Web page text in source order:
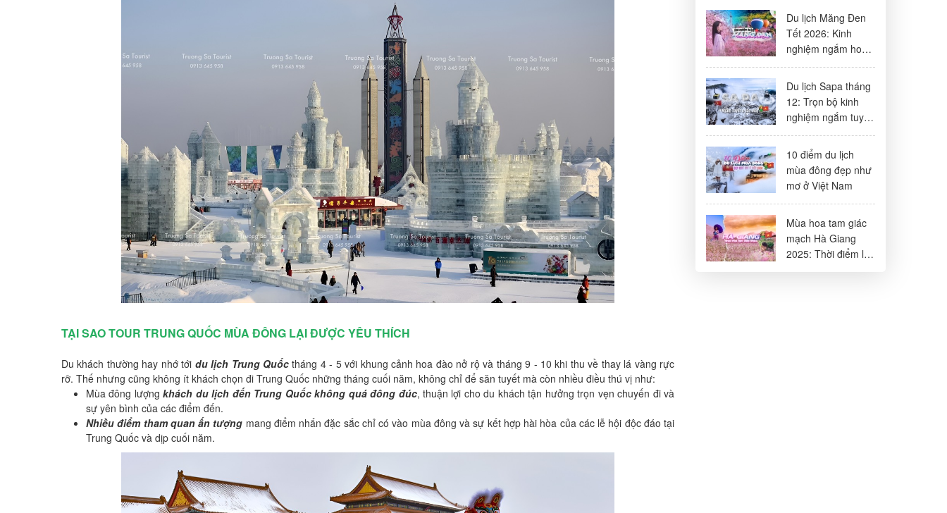
TẠI SAO TOUR TRUNG QUỐC MÙA ĐÔNG LẠI ĐƯỢC YÊU THÍCH
Du khách thường hay nhớ tới du lịch Trung Quốctháng 4 - 5 với khung cảnh hoa đào nở rộ và tháng 9 - 10 khi thu về thay lá vàng rực
rỡ. Thế nhưng cũng không ít khách chọn đi Trung Quốc những tháng cuối năm, không chỉ để săn tuyết mà còn nhiều điều thú vị như:
Mùa đông lượngkhách du lịch đến Trung Quốc không quá đông đúc, thuận lợi cho du khách tận hưởng trọn vẹn chuyến đi và
sự yên bình của các điểm đến.
Nhiều điểm tham quan ấn tượng mang điểm nhấn đặc sắc chỉ có vào mùa đông và sự kết hợp hài hòa của các lễ hội độc đáo tại
Trung Quốc và dịp cuối năm.
Du lịch Măng Đen
Tết 2026: Kinh
nghiệm ngắm hoa
anh đào, lịch trình
& lưu ý
Du lịch Sapa tháng
12: Trọn bộ kinh
nghiệm ngắm tuyết
& săn mây đẹp
nhất
10 điểm du lịch
mùa đông đẹp như
mơ ở Việt Nam
Mùa hoa tam giác
mạch Hà Giang
2025: Thời điểm lý